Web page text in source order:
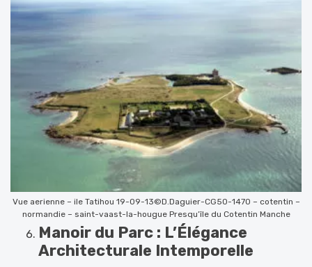
Vue aerienne – ile Tatihou 19-09-13©D.Daguier-CG50-1470 – cotentin –
normandie – saint-vaast-la-hougue Presqu’île du Cotentin Manche
Manoir du Parc : L’Élégance
Architecturale Intemporelle